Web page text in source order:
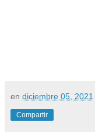
en diciembre 05, 2021
Compartir